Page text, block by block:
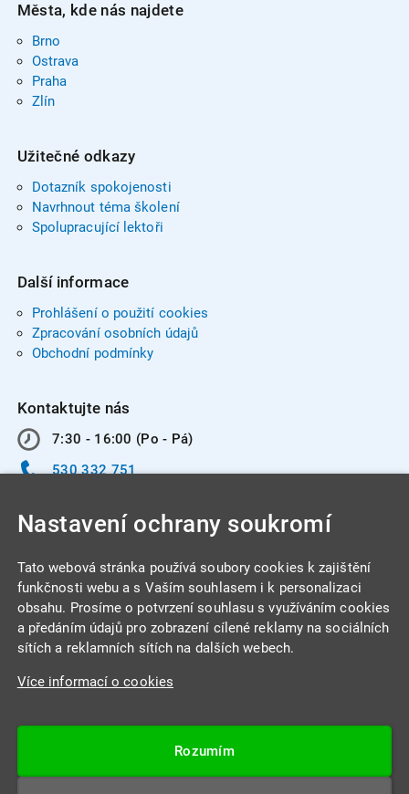
Města, kde nás najdete
Brno
Ostrava
Praha
Zlín
Užitečné odkazy
Dotazník spokojenosti
Navrhnout téma školení
Spolupracující lektoři
Další informace
Prohlášení o použití cookies
Zpracování osobních údajů
Obchodní podmínky
Kontaktujte nás
7:30 - 16:00 (Po - Pá)
530 332 751
INTEGRA CENTRUM s.r.o.
Jabloňová 662/7
Datová schránka: 4beca6d
Nastavení ochrany soukromí
Tato webová stránka používá soubory cookies k zajištění
funkčnosti webu a s Vaším souhlasem i k personalizaci
obsahu. Prosíme o potvrzení souhlasu s využíváním cookies
a předáním údajů pro zobrazení cílené reklamy na sociálních
sítích a reklamních sítích na dalších webech.
Více informací o cookies
Rozumím